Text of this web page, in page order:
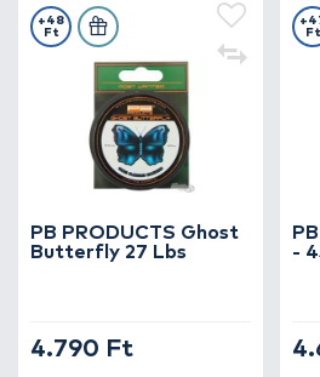
PB PRODUCTS Ghost
Butterfly 27 Lbs
+48
Ft
4.790 Ft
-
Ft